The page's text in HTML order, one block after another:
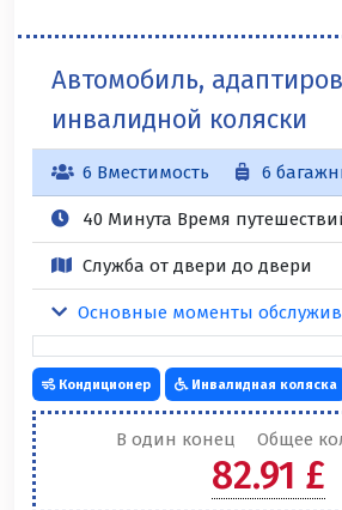
Автомобиль,
инвалидной коляски
6 Вместимость 6
40 Минута Время
Служба от двери до двери
Основные моменты
В один конец Общее
82.91 £
Кондиционер Инвалидная коляска